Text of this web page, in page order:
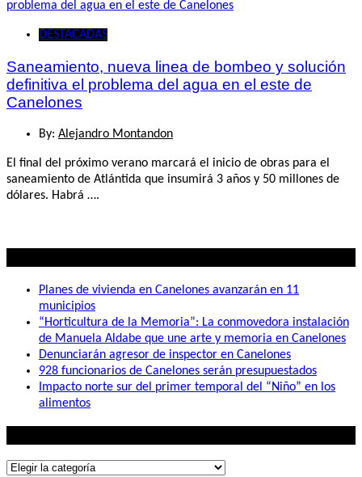
DESTACADAS
Saneamiento, nueva linea de bombeo y solución
definitiva el problema del agua en el este de
Canelones
By: Alejandro Montandon
El final del próximo verano marcará el inicio de obras para el
saneamiento de Atlántida que insumirá 3 años y 50 millones de
dólares. Habrá ….
Planes de vivienda en Canelones avanzarán en 11
municipios
“Horticultura de la Memoria”: La conmovedora instalación
de Manuela Aldabe que une arte y memoria en Canelones
Denunciarán agresor de inspector en Canelones
928 funcionarios de Canelones serán presupuestados
Impacto norte sur del primer temporal del “Niño” en los
alimentos
Lo